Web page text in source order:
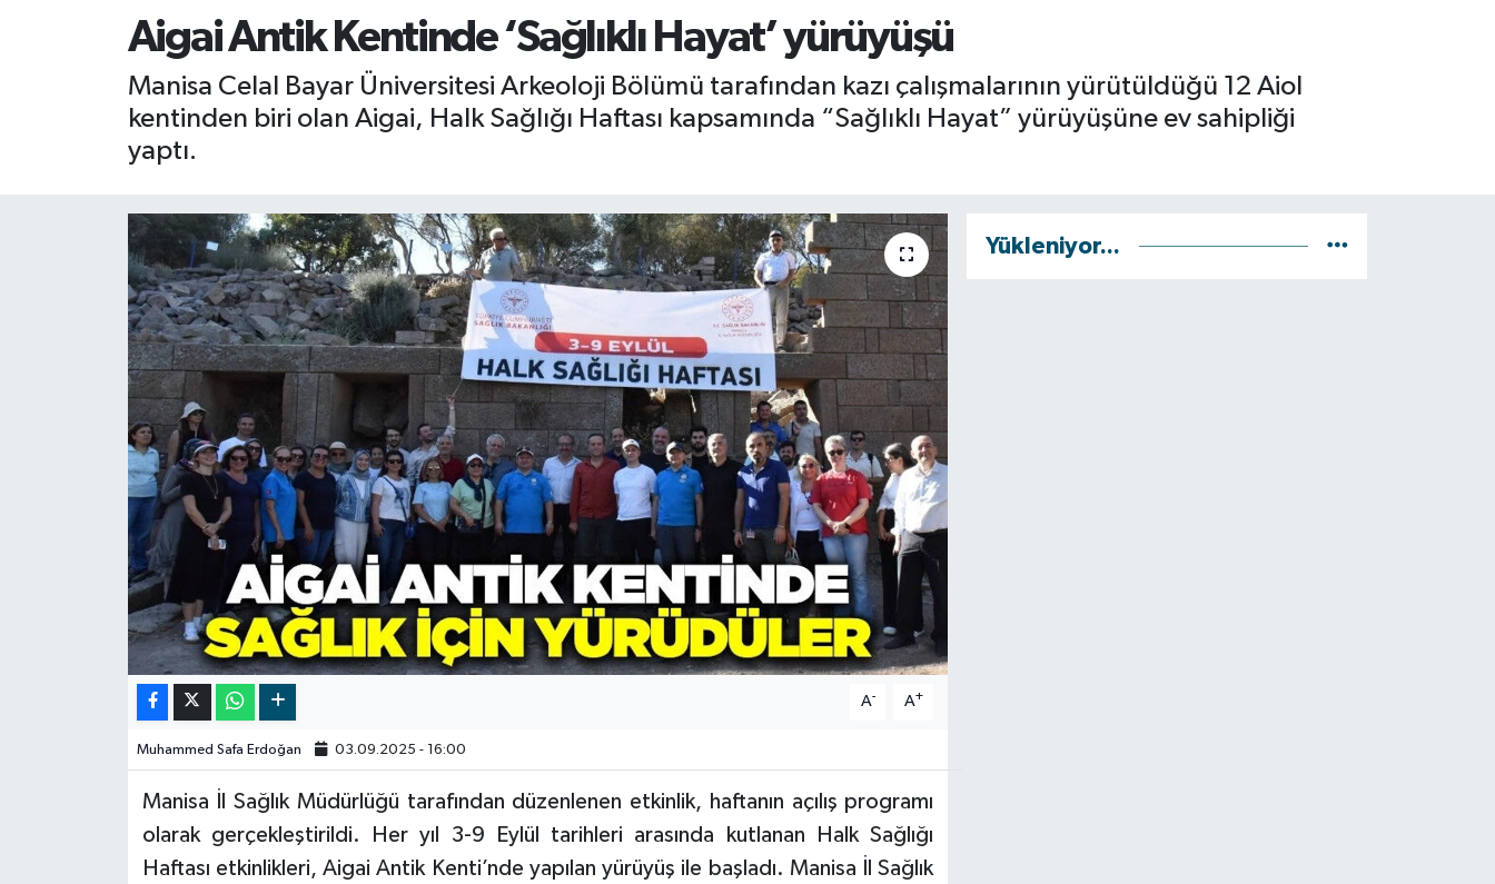
Aigai Antik Kentinde ‘Sağlıklı Hayat’ yürüyüşü
Manisa Celal Bayar Üniversitesi Arkeoloji Bölümü tarafından kazı çalışmalarının yürütüldüğü 12 Aiol
kentinden biri olan Aigai, Halk Sağlığı Haftası kapsamında “Sağlıklı Hayat” yürüyüşüne ev sahipliği
yaptı.
A- A+
Muhammed Safa Erdoğan 03.09.2025 - 16:00
Manisa İl Sağlık Müdürlüğü tarafından düzenlenen etkinlik, haftanın açılış programı
olarak gerçekleştirildi. Her yıl 3-9 Eylül tarihleri arasında kutlanan Halk Sağlığı
Haftası etkinlikleri, Aigai Antik Kenti’nde yapılan yürüyüş ile başladı. Manisa İl Sağlık
Yükleniyor...
RESMİ İLAN
BİLİM VE TEKNOLOJİ
RESMİ İLAN
İletişim